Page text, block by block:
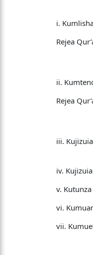
i.
Rejea
ii.
Rejea
iii.
iv.
v.
vi.
vii.